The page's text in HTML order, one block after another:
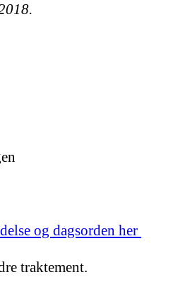
og dagsorden her
traktement.